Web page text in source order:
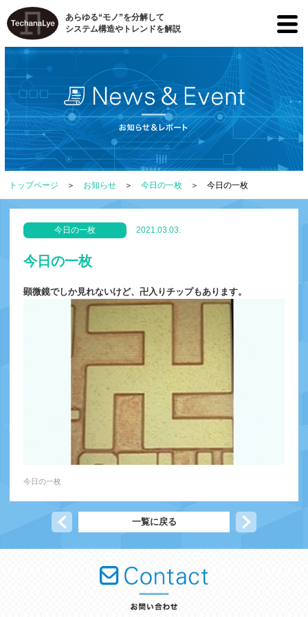
あらゆる“モノ”を分解して
システム構造やトレンドを解説
トップページ お知らせ 今日の一枚 今日の一枚
今日の一枚
今日の一枚 2021.03.03.
顕微鏡でしか見れないけど、卍入りチップもあります。
今日の一枚
一覧に戻る